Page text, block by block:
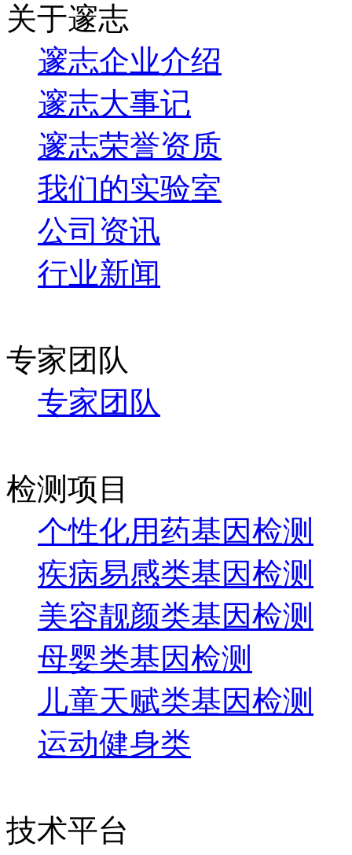
关于邃志
邃志企业介绍
邃志大事记
邃志荣誉资质
我们的实验室
公司资讯
行业新闻
专家团队
专家团队
检测项目
个性化用药基因检测
疾病易感类基因检测
美容靓颜类基因检测
母婴类基因检测
儿童天赋类基因检测
运动健身类
技术平台